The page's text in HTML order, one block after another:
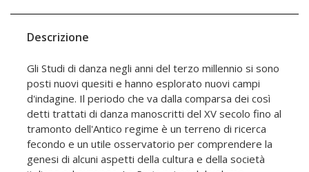
Descrizione
Gli Studi di danza negli anni del terzo millennio si sono
posti nuovi quesiti e hanno esplorato nuovi campi
d'indagine. Il periodo che va dalla comparsa dei così
detti trattati di danza manoscritti del XV secolo fino al
tramonto dell'Antico regime è un terreno di ricerca
fecondo e un utile osservatorio per comprendere la
genesi di alcuni aspetti della cultura e della società